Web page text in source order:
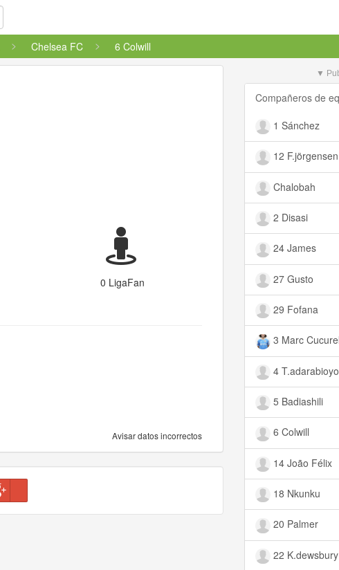
Chelsea FC 6 Colwill
0 LigaFan
Avisar datos incorrectos
▼
Compañeros de
1 Sánchez
12 F.jörgensen
Chalobah
2 Disasi
24 James
27 Gusto
29 Fofana
3 Marc
4 T.adarabioyo
5 Badiashili
6 Colwill
14 João Félix
18 Nkunku
20 Palmer
22 K.dewsbury